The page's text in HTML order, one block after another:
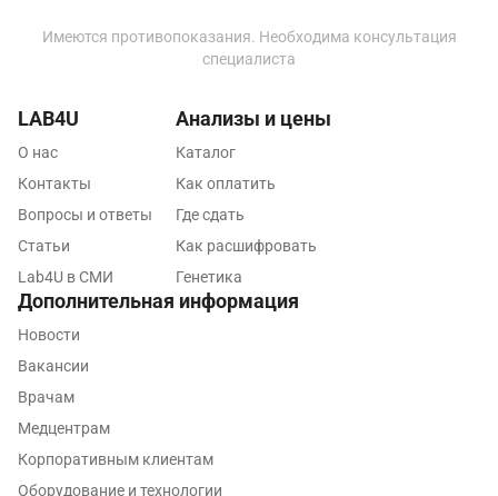
Жуковский
Зеленоград
Истра
Йошкар-Ола
Калининград
Кемерово
Имеются противопоказания. Необходима консультация
специалиста
LAB4U
О нас
Контакты
Вопросы и ответы
Статьи
Lab4U в СМИ
Анализы и цены
Каталог
Как оплатить
Где сдать
Как расшифровать
Генетика
Дополнительная информация
Новости
Вакансии
Врачам
Медцентрам
Корпоративным клиентам
Оборудование и технологии